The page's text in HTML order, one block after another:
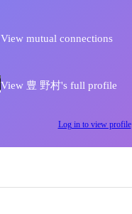
View mutual connections
View 豊 野村's full profile
Log in to view profile